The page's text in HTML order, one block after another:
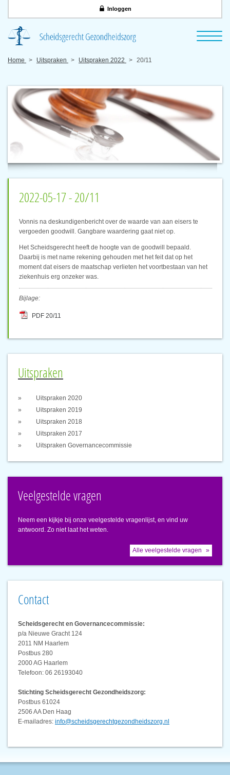
Inloggen
Home Uitspraken Uitspraken 2022 20/11
Uitspraken
Uitspraken 2020
Uitspraken 2019
Uitspraken 2018
Uitspraken 2017
Uitspraken Governancecommissie
Veelgestelde vragen
Neem een kijkje bij onze veelgestelde vragenlijst, en vind uw
antwoord. Zo niet laat het weten.
Alle veelgestelde vragen
Contact
Scheidsgerecht en Governancecommissie:
p/a Nieuwe Gracht 124
2011 NM Haarlem
Postbus 280
2000 AG Haarlem
Telefoon: 06 26193040
Stichting Scheidsgerecht Gezondheidszorg:
Postbus 61024
2506 AA Den Haag
E-mailadres: info@scheidsgerechtgezondheidszorg.nl
2022-05-17 - 20/11
Vonnis na deskundigenbericht over de waarde van aan eisers te
vergoeden goodwill. Gangbare waardering gaat niet op.
Het Scheidsgerecht heeft de hoogte van de goodwill bepaald.
Daarbij is met name rekening gehouden met het feit dat op het
moment dat eisers de maatschap verlieten het voortbestaan van het
ziekenhuis erg onzeker was.
Bijlage:
PDF 20/11